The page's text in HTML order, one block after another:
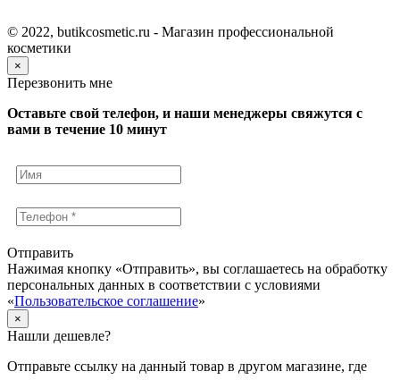
© 2022, butikcosmetic.ru - Магазин профессиональной
косметики
×
Перезвонить мне
Оставьте свой телефон, и наши менеджеры свяжутся с
вами в течение 10 минут
Отправить
Нажимая кнопку «Отправить», вы соглашаетесь на обработку
персональных данных в соответствии с условиями
«Пользовательское соглашение»
×
Нашли дешевле?
Отправьте ссылку на данный товар в другом магазине, где